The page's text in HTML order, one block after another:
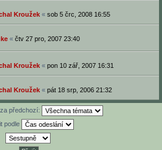
Kroužek « sob 5 črc, 2008 16:55
« čtv 27 pro, 2007 23:40
Kroužek « pon 10 zář, 2007 16:31
Kroužek « pát 18 srp, 2006 21:32
předchozí:
podle